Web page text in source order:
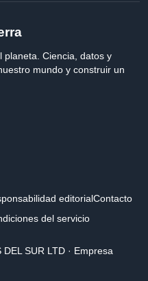
planeta. Ciencia, datos y
mundo y construir un
editorialContacto
del servicio
SUR LTD · Empresa